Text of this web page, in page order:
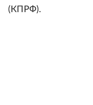
(КПРФ).